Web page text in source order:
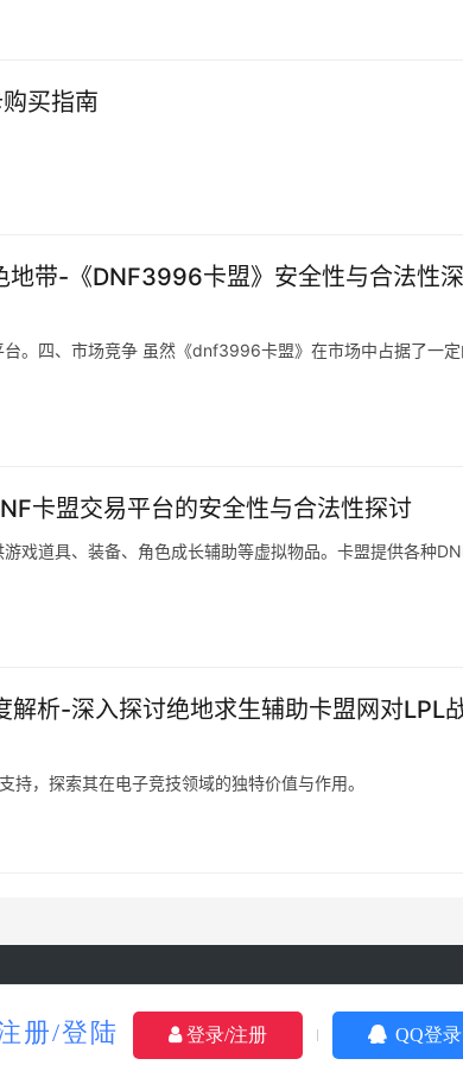
买指南
带-《DNF3996卡盟》安全性与合法性
。四、市场竞争 虽然《dnf3996卡盟》在市场中占据了一
卡盟交易平台的安全性与合法性探讨
戏道具、装备、角色成长辅助等虚拟物品。卡盟提供各种
析-深入探讨绝地求生辅助卡盟网对LPL
，探索其在电子竞技领域的独特价值与作用。
3553卡盟 版权所有鄂ICP备2023015261号-18
册/登陆 登录/注册 QQ登录